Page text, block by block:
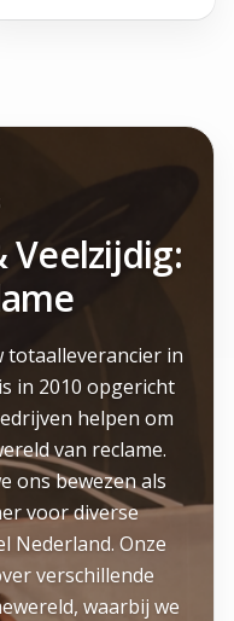
Veelzijdig:
totaalleverancier in
in 2010 opgericht
helpen om
van reclame.
ons bewezen als
voor diverse
Nederland. Onze
verschillende
waarbij we